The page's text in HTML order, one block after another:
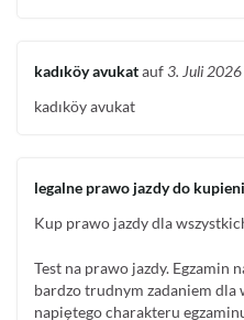
kadıköy avukatauf3. Juli 2026
kadıköy avukat
legalne prawo jazdy do
Kup prawo jazdy dla
Test na prawo jazdy. Egzamin
bardzo trudnym zadaniem dla
napiętego charakteru